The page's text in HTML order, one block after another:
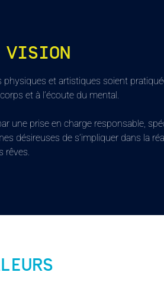
VISION
et artistiques soient
et à l’écoute du mental.
une prise en charge responsable,
désireuses de s’impliquer dans la
rêves.